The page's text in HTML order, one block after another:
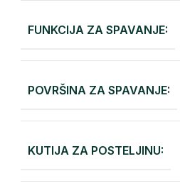
FUNKCIJA ZA SPAVANJE:
POVRŠINA ZA SPAVANJE:
KUTIJA ZA POSTELJINU: